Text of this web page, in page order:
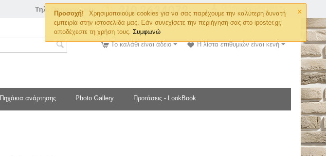
×
Προσοχή!
Χρησιμοποιούμε cookies για να σας παρέχουμε την καλύτερη δυνατή
εμπειρία στην ιστοσελίδα μας. Εάν συνεχίσετε την περιήγηση σας στο iposter.gr,
αποδέχεστε τη χρήση τους.Συμφωνώ
Τηλ. Παραγγελιών
Η λίστα επιθυμιών είναι κενή
Το καλάθι είναι άδειο
Πηχάκια ανάρτησης Photo Gallery Προτάσεις - LookBook